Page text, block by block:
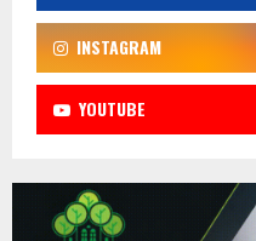
INSTAGRAM
YOUTUBE